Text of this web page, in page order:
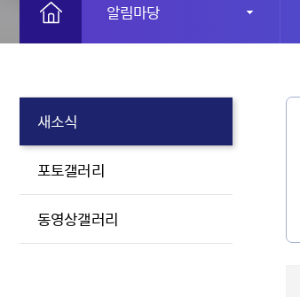
알림마당
새소식
포토갤러리
동영상갤러리